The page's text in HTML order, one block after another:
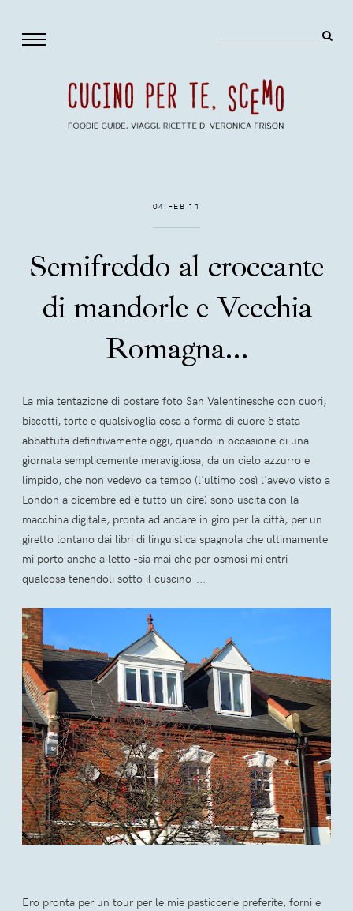
04 FEB 11
Semifreddo al croccante
di mandorle e Vecchia
Romagna...
La mia tentazione di postare foto San Valentinesche con cuori,
biscotti, torte e qualsivoglia cosa a forma di cuore è stata
abbattuta definitivamente oggi, quando in occasione di una
giornata semplicemente meravigliosa, da un cielo azzurro e
limpido, che non vedevo da tempo (l'ultimo così l'avevo visto a
London a dicembre ed è tutto un dire) sono uscita con la
macchina digitale, pronta ad andare in giro per la città, per un
giretto lontano dai libri di linguistica spagnola che ultimamente
mi porto anche a letto -sia mai che per osmosi mi entri
qualcosa tenendoli sotto il cuscino-...
Ero pronta per un tour per le mie pasticcerie preferite, forni e